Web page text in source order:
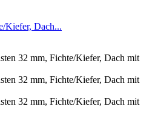
Kiefer, Dach...